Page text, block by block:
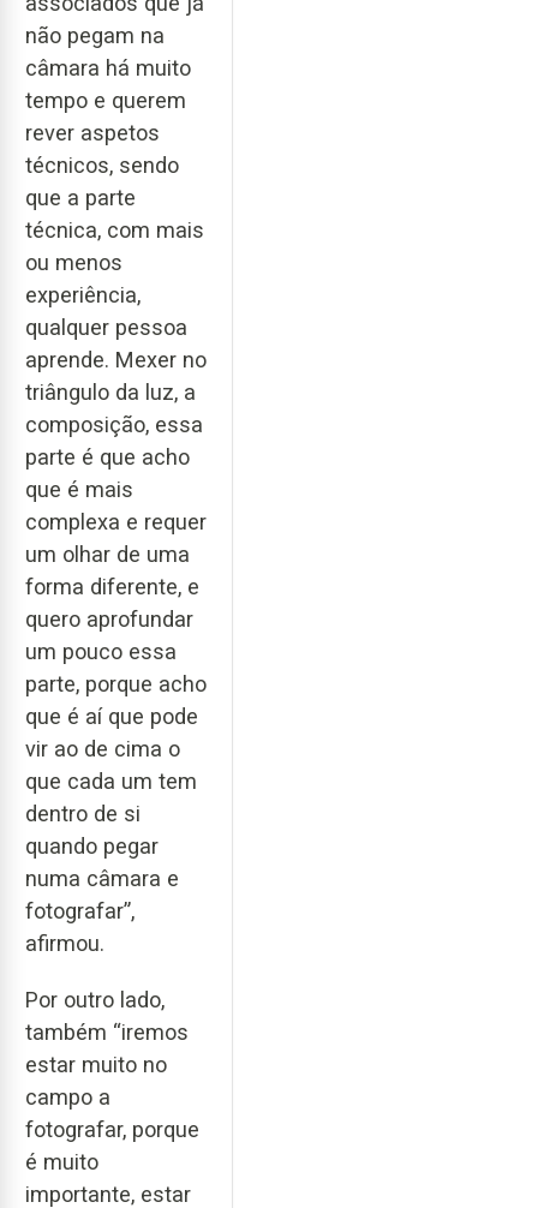
não pegam na
câmara há muito
tempo e querem
rever aspetos
técnicos, sendo
que a parte
técnica, com mais
ou menos
experiência,
qualquer pessoa
aprende. Mexer no
triângulo da luz, a
composição, essa
parte é que acho
que é mais
complexa e requer
um olhar de uma
forma diferente, e
quero aprofundar
um pouco essa
parte, porque acho
que é aí que pode
vir ao de cima o
que cada um tem
dentro de si
quando pegar
numa câmara e
fotografar”,
afirmou.
Por outro lado,
também “iremos
estar muito no
campo a
fotografar, porque
é muito
importante, estar